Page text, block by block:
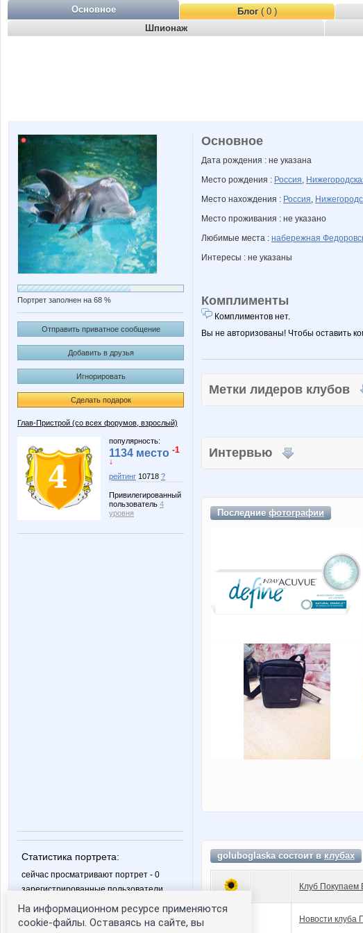
Основное Блог( 0 )
Шпионаж
Портрет заполнен на 68 %
Отправить приватное сообщение
Добавить в друзья
Игнорировать
Сделать подарок
Глав-Пристрой (со всех форумов, взрослый)
популярность:
1134 место -1
↓
рейтинг 10718 ?
Привилегированный
пользователь 4
уровня
Статистика портрета:
сейчас просматривают портрет - 0
зарегистрированные пользователи
Основное
Дата рождения : не указана
Место рождения : Россия,
Место нахождения : Россия,
Место проживания : не указано
Любимые места : набережная
Интересы : не указаны
Комплименты
Комплиментов нет.
Вы не авторизованы! Чтобы оставить
Метки лидеров клубов
Интервью
Последниефотографии
goluboglaska состоит вклубах
Клуб Покупаем
Новости клуба
На информационном ресурсе применяются
cookie-файлы. Оставаясь на сайте, вы